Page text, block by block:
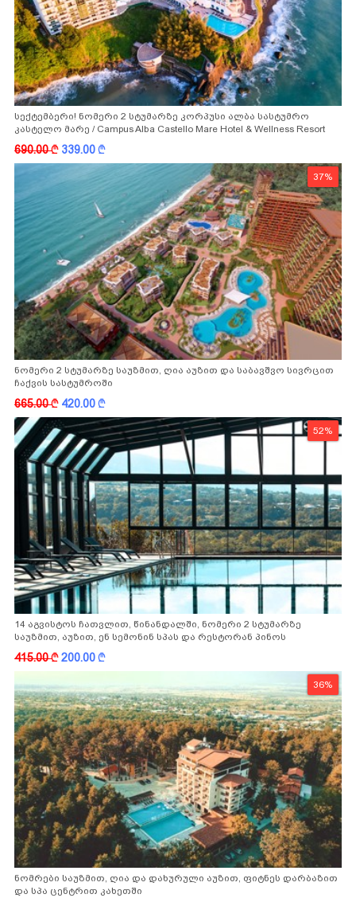
სექტემბერი! ნომერი 2 სტუმარზე კორპუსი ალბა სასტუმრო
კასტელო მარე / Campus Alba Castello Mare Hotel & Wellness Resort
690.00k 339.00k
37%
ნომერი 2 სტუმარზე საუზმით, ღია აუზით და საბავშვო სივრცით
ჩაქვის სასტუმროში
665.00k 420.00k
52%
14 აგვისტოს ჩათვლით, წინანდალში, ნომერი 2 სტუმარზე
საუზმით, აუზით, ენ სემონინ სპას და რესტორან პინოს
ფასდაკლებით
415.00k200.00k
36%
ნომრები საუზმით, ღია და დახურული აუზით, ფიტნეს დარბაზით
და სპა ცენტრით კახეთში